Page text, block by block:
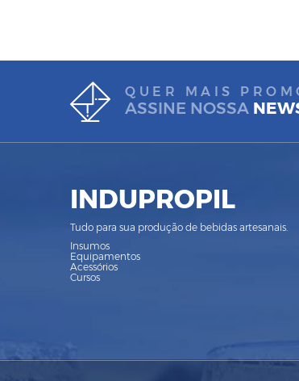
QUER MAIS
ASSINE NOSSA
INDUPROPIL
Tudo para sua produção de bebidas artesanais.
Insumos
Equipamentos
Acessórios
Cursos